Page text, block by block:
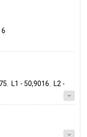
L1 - 50,9016. L2 -